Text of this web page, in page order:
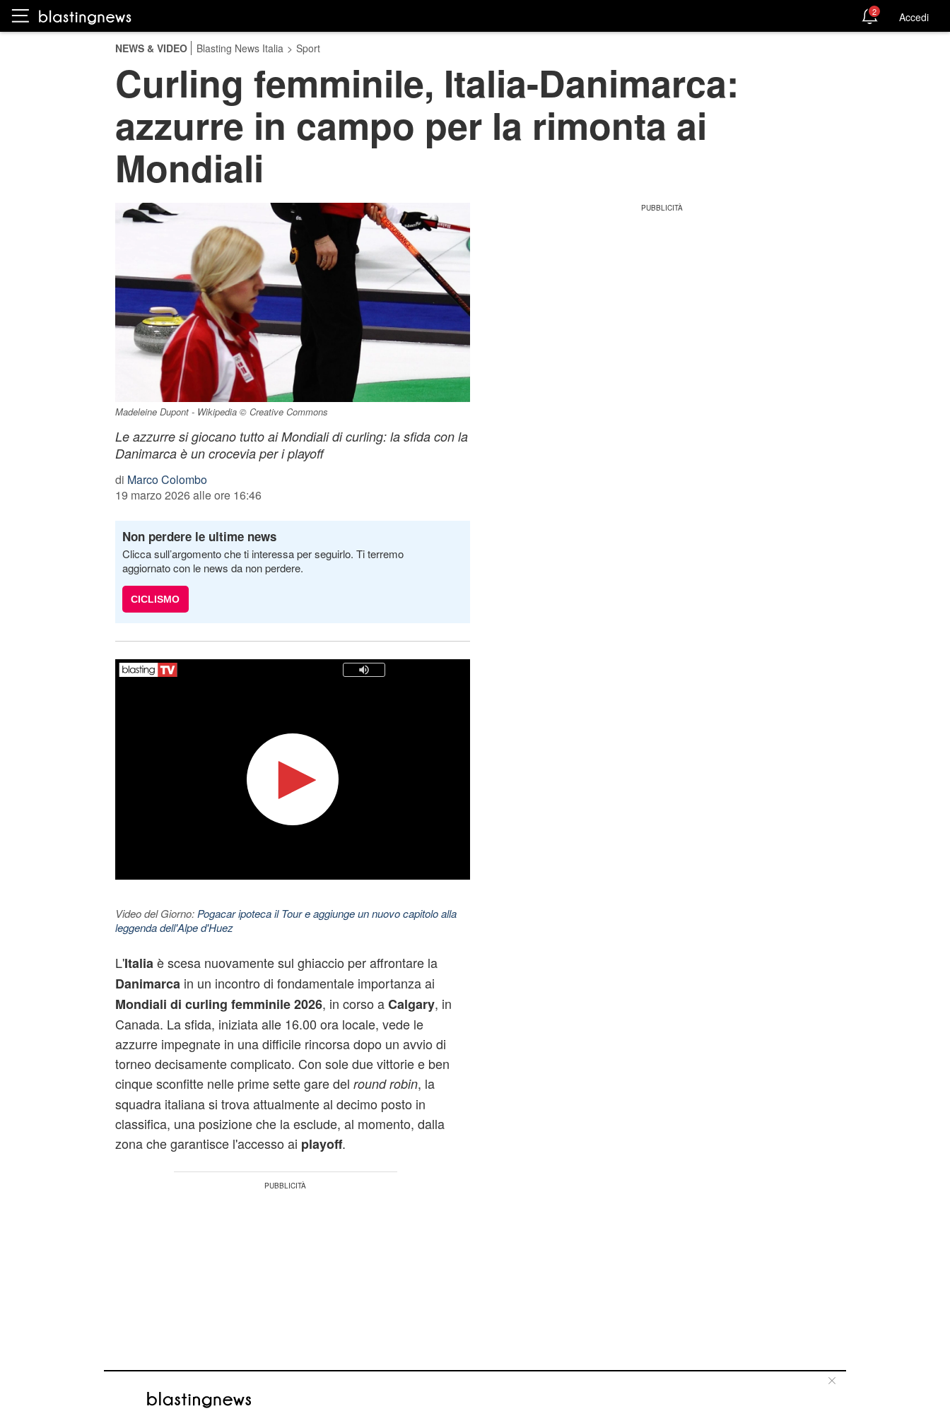
2 Accedi
NEWS & VIDEO Blasting News Italia > Sport
Curling femminile, Italia-Danimarca:
azzurre in campo per la rimonta ai
Mondiali
Madeleine Dupont - Wikipedia © Creative Commons
Le azzurre si giocano tutto ai Mondiali di curling: la sfida con la
Danimarca è un crocevia per i playoff
di Marco Colombo
19 marzo 2026 alle ore 16:46
Non perdere le ultime news
Clicca sull’argomento che ti interessa per seguirlo. Ti terremo
aggiornato con le news da non perdere.
CICLISMO
Video del Giorno: Pogacar ipoteca il Tour e aggiunge un nuovo capitolo alla
leggenda dell'Alpe d'Huez
L'Italia è scesa nuovamente sul ghiaccio per affrontare la
Danimarca in un incontro di fondamentale importanza ai
Mondiali di curling femminile 2026, in corso aCalgary, in
Canada. La sfida, iniziata alle 16.00 ora locale, vede le
azzurre impegnate in una difficile rincorsa dopo un avvio di
torneo decisamente complicato. Con sole due vittorie e ben
cinque sconfitte nelle prime sette gare del round robin, la
squadra italiana si trova attualmente al decimo posto in
classifica, una posizione che la esclude, al momento, dalla
zona che garantisce l'accesso ai playoff.